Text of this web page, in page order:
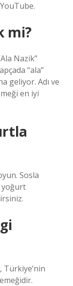
mi?
Nazik”
“ala”
geliyor. Adı ve
en iyi
Sosla
yoğurt
Türkiye’nin